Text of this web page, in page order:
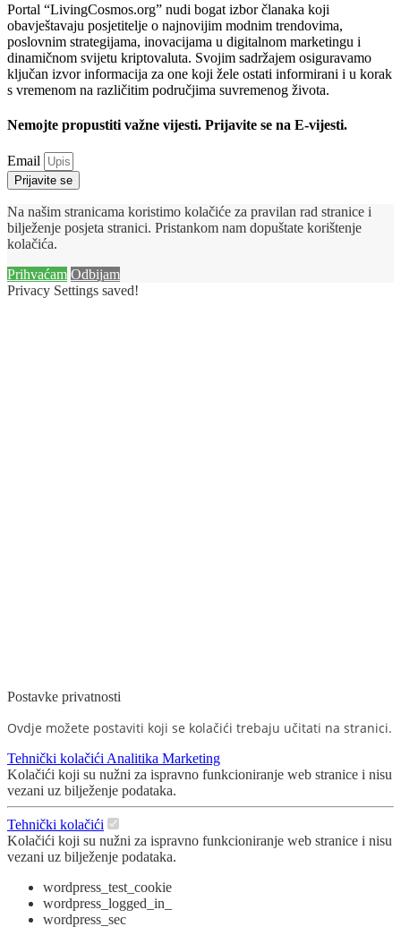
Portal “LivingCosmos.org” nudi bogat izbor članaka koji
obavještavaju posjetitelje o najnovijim modnim trendovima,
poslovnim strategijama, inovacijama u digitalnom marketingu i
dinamičnom svijetu kriptovaluta. Svojim sadržajem osiguravamo
ključan izvor informacija za one koji žele ostati informirani i u korak
s vremenom na različitim područjima suvremenog života.
Nemojte propustiti važne vijesti. Prijavite se na E-vijesti.
Email
Prijavite se
Na našim stranicama koristimo kolačiće za pravilan rad stranice i
bilježenje posjeta stranici. Pristankom nam dopuštate korištenje
kolačića.
Prihvaćam Odbijam
Privacy Settings saved!
Postavke privatnosti
Ovdje možete postaviti koji se kolačići trebaju učitati na stranici.
Tehnički kolačićiAnalitika Marketing
Kolačići koji su nužni za ispravno funkcioniranje web stranice i nisu
vezani uz bilježenje podataka.
Tehnički kolačići
Kolačići koji su nužni za ispravno funkcioniranje web stranice i nisu
vezani uz bilježenje podataka.
wordpress_test_cookie
wordpress_logged_in_
wordpress_sec